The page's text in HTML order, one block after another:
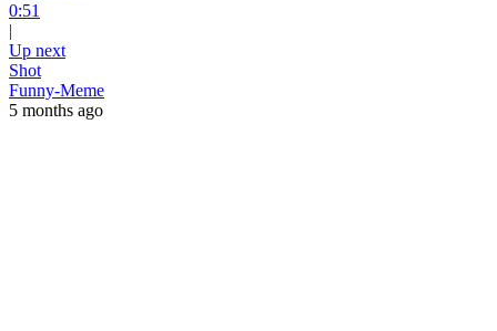
0:51
|
Up next
Shot
Funny-Meme
5 months ago